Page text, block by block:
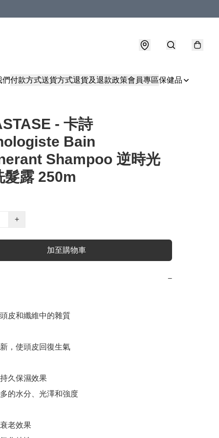
們付款方式送貨方式退貨及退款政策會員專區保健品
- 卡詩
Bain
Shampoo 逆時光
髮露 250m
+
加至購物車
−
皮和纖維中的雜質
，使頭皮回復生氣
久保濕效果
的水分、光澤和強度
老效果